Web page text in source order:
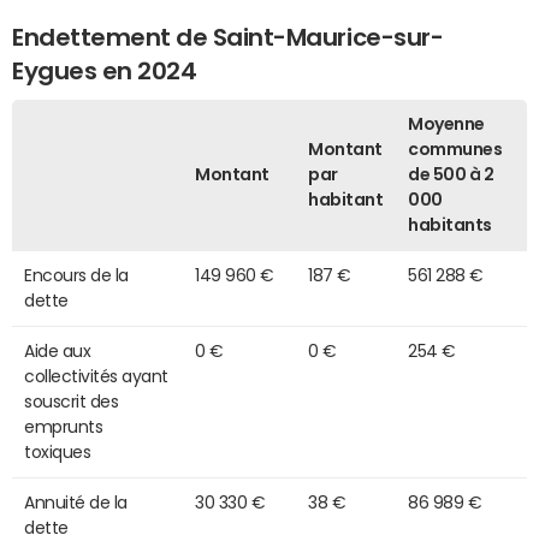
Endettement de Saint-Maurice-sur-
Eygues en 2024
Montant
Montant
par
habitant
Moyenne
communes
de 500 à 2
000
habitants
Encours de la
dette
149 960 € 187 € 561 288 €
Aide aux
collectivités ayant
souscrit des
emprunts
toxiques
0 € 0 € 254 €
Annuité de la
dette
30 330 € 38 € 86 989 €